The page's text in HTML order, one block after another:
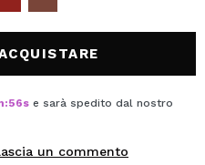
:55s e sarà spedito dal nostro
un commento